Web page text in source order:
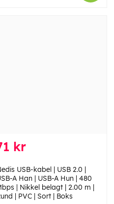
kr
USB-kabel | USB 2.0 |
A Han | USB-A Hun | 480
| Nikkel belagt | 2.00 m |
| PVC | Sort | Boks